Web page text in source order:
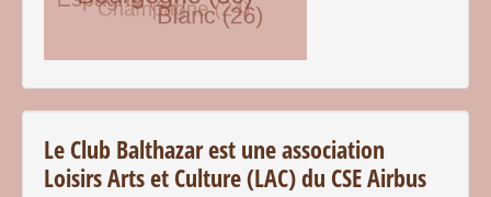
Le Club Balthazar est une association
Loisirs Arts et Culture (LAC) du CSE Airbus